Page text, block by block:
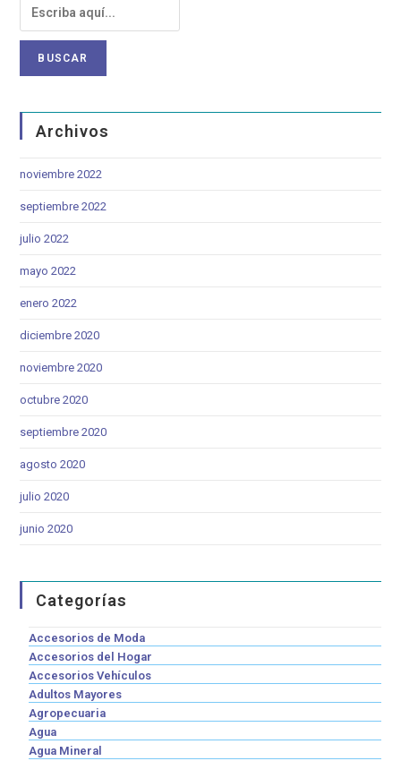
Archivos
noviembre 2022
septiembre 2022
julio 2022
mayo 2022
enero 2022
diciembre 2020
noviembre 2020
octubre 2020
septiembre 2020
agosto 2020
julio 2020
junio 2020
Categorías
Accesorios de Moda
Accesorios del Hogar
Accesorios Vehículos
Adultos Mayores
Agropecuaria
Agua
Agua Mineral